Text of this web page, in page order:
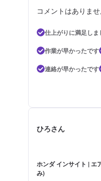
コメントはありま
仕上がりに満足しま
作業が早かったです
連絡が早かったです
ひろさん
ホンダ インサイト | エ
み)